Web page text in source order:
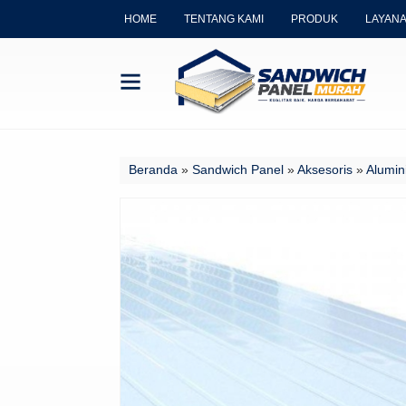
HOME TENTANG KAMI PRODUK
Beranda » Sandwich Panel » Aksesoris »